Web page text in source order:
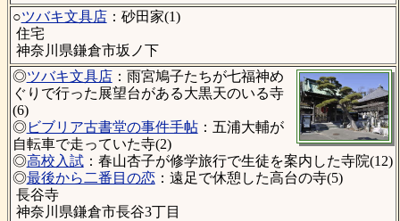
○ツバキ文具店：砂田家(1)
住宅
神奈川県鎌倉市坂ノ下
◎ツバキ文具店：雨宮鳩子たちが七福神め
ぐりで行った展望台がある大黒天のいる寺
(6)
◎ビブリア古書堂の事件手帖：五浦大輔が
自転車で走っていた寺(2)
◎高校入試：春山杏子が修学旅行で生徒を案内した寺院(12)
◎最後から二番目の恋：遠足で休憩した高台の寺(5)
長谷寺
神奈川県鎌倉市長谷3丁目